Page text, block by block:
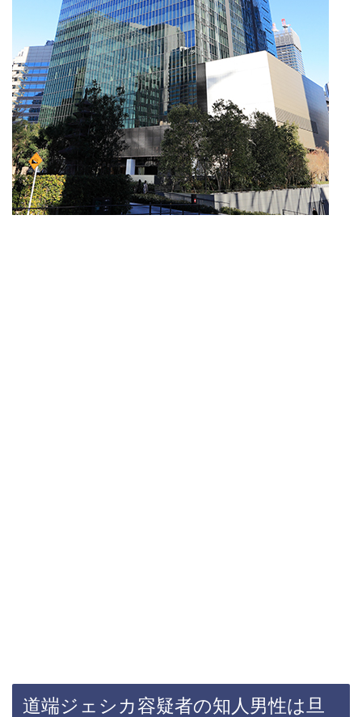
道端ジェシカ容疑者の知人男性は旦